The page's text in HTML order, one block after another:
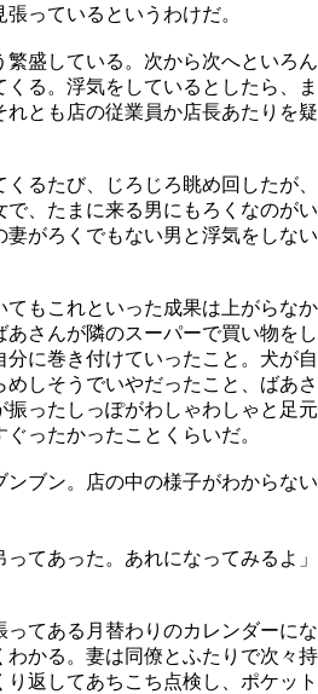
っているというわけだ。
繁盛している。次から次へといろん
る。浮気をしているとしたら、ま
とも店の従業員か店長あたりを疑
るたび、じろじろ眺め回したが、
、たまに来る男にもろくなのがい
がろくでもない男と浮気をしない
もこれといった成果は上がらなか
あさんが隣のスーパーで買い物をし
に巻き付けていったこと。犬が自
しそうでいやだったこと、ばあさ
振ったしっぽがわしゃわしゃと足元
ったかったことくらいだ。
ンブン。店の中の様子がわからない
ってあった。あれになってみるよ」
てある月替わりのカレンダーにな
わかる。妻は同僚とふたりで次々持
返してあちこち点検し、ポケット